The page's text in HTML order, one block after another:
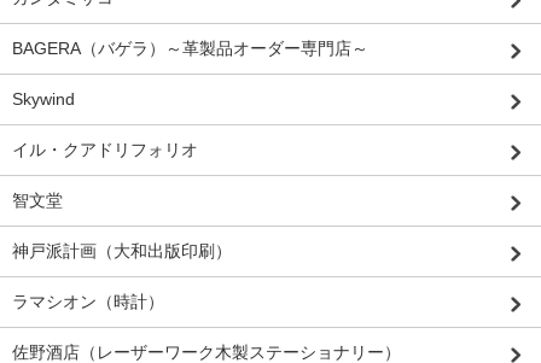
BAGERA（バゲラ）～革製品オーダー専門店～
Skywind
イル・クアドリフォリオ
智文堂
神戸派計画（大和出版印刷）
ラマシオン（時計）
佐野酒店（レーザーワーク木製ステーショナリー）